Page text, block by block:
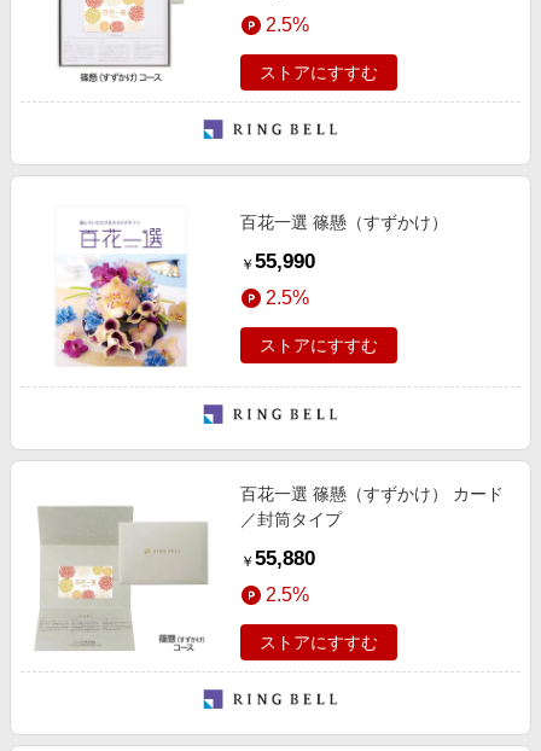
デジタルコンテンツ
週末の高還元 夏の長期版 2.5%
ストアにすすむ
百花一選 篠懸（すずかけ）
￥ 55,990
2.5%
ストアにすすむ
百花一選 篠懸（すずかけ） カード
／封筒タイプ
￥ 55,880
2.5%
ストアにすすむ